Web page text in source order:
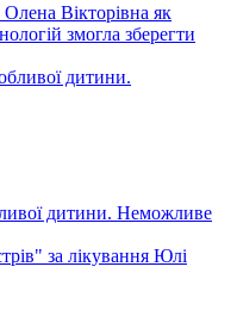
Вікторівна як
змогла зберегти
дитини. Неможливе